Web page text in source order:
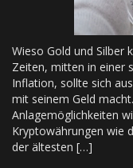
Wieso Gold und Silber
Zeiten, mitten in einer
Inflation, sollte sich
mit seinem Geld
Anlagemöglichkeiten
Kryptowährungen wie
der ältesten […]